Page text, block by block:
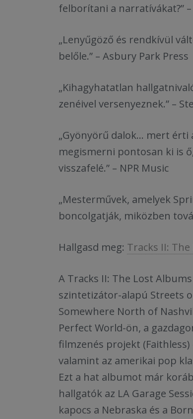
felborítani a narratívákat?”
„Lenyűgöző és rendkívül
belőle.” – Asbury Park Press
„Kihagyhatatlan
zenéivel versenyeznek.” –
„Gyönyörű dalok... mert
megismerni pontosan ki is
visszafelé.” – NPR Music
„Mesterművek, amelyek
boncolgatják, miközben
Hallgasd meg: Tracks II:
A Tracks II: The Lost
szintetizátor-alapú Streets
Somewhere North of
Perfect World-ön, a
filmzenés projekt
valamint az amerikai pop
Ezt a hat albumot már
hallgatók az LA Garage
kapocs a Nebraska és a